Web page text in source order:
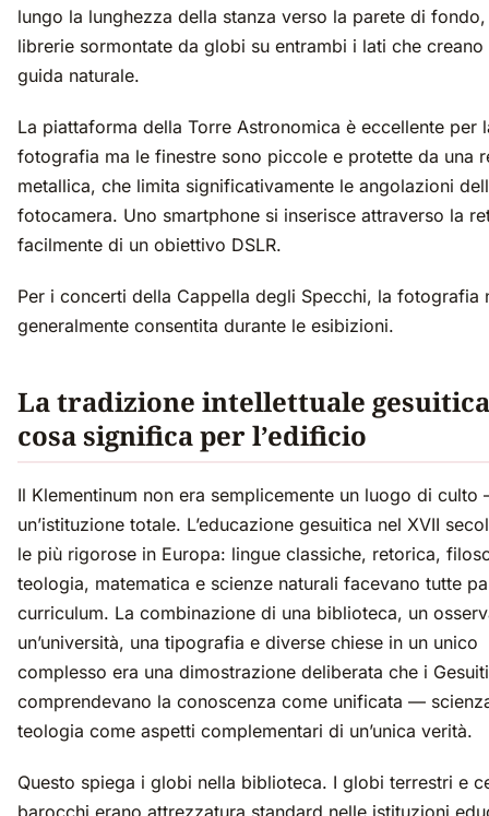
lungo la lunghezza della stanza verso la parete di
librerie sormontate da globi su entrambi i lati che creano
guida naturale.
La piattaforma della Torre Astronomica è eccellente per
fotografia ma le finestre sono piccole e protette da una
metallica, che limita significativamente le angolazioni
fotocamera. Uno smartphone si inserisce attraverso la
facilmente di un obiettivo DSLR.
Per i concerti della Cappella degli Specchi, la fotografia
generalmente consentita durante le esibizioni.
La tradizione intellettuale
cosa significa per l’edificio
Il Klementinum non era semplicemente un luogo di
un’istituzione totale. L’educazione gesuitica nel XVII
le più rigorose in Europa: lingue classiche, retorica,
teologia, matematica e scienze naturali facevano tutte
curriculum. La combinazione di una biblioteca, un
un’università, una tipografia e diverse chiese in un unico
complesso era una dimostrazione deliberata che i Gesuiti
comprendevano la conoscenza come unificata —
teologia come aspetti complementari di un’unica verità.
Questo spiega i globi nella biblioteca. I globi terrestri e